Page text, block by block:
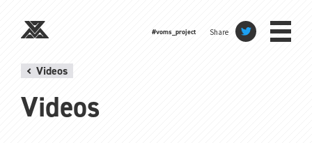
#voms_project Share
Videos
Videos